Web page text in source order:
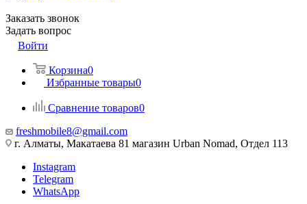
Заказать звонок
Задать вопрос
Войти
Корзина0
Избранные товары0
Сравнение товаров0
freshmobile8@gmail.com
г. Алматы, Макатаева 81 магазин Urban Nomad, Отдел 113
Instagram
Telegram
WhatsApp